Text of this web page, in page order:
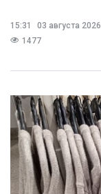
15:31
03 августа 2026
1477